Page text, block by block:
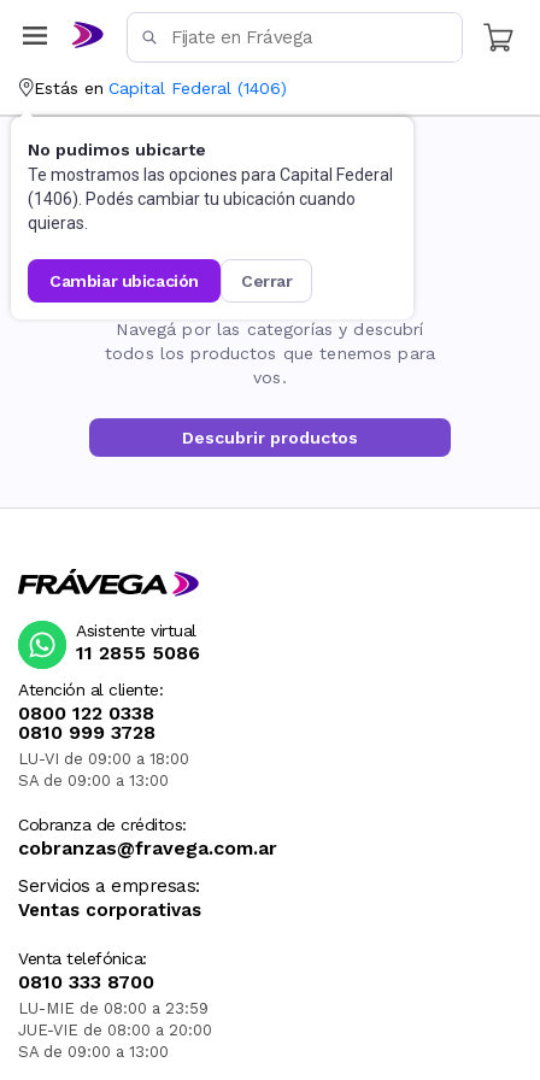
Estás en Capital Federal (1406)
No pudimos ubicarte
Te mostramos las opciones para Capital Federal
(1406). Podés cambiar tu ubicación cuando
quieras.
cambiar ubicación cerrar
La página no existe
Navegá por las categorías y descubrí
todos los productos que tenemos para
vos.
Descubrir productos
Atención al cliente:
0800 122 0338
0810 999 3728
LU-VI de 09:00 a 18:00
SA de 09:00 a 13:00
Cobranza de créditos:
cobranzas@fravega.com.ar
Servicios a empresas:
Ventas corporativas
Venta telefónica:
0810 333 8700
LU-MIE de 08:00 a 23:59
JUE-VIE de 08:00 a 20:00
SA de 09:00 a 13:00
Asistente virtual
11 2855 5086